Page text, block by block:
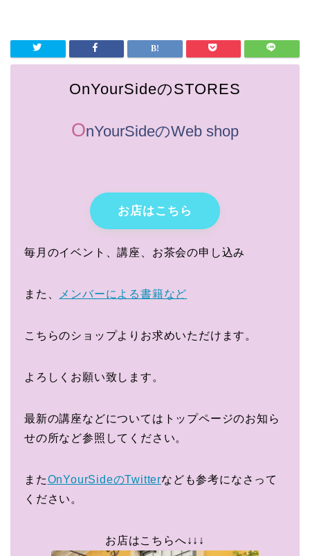
OnYourSideのSTORES
OnYourSideのWeb shop
お店はこちら
毎月のイベント、講座、お茶会の申し込み
また、 メンバーによる書籍など
こちらのショップよりお求めいただけます。
よろしくお願い致します。
最新の講座などについてはトップページのお知ら
せの所など参照してください。
またOnYourSideのTwitterなども参考になさって
ください。
お店はこちらへ↓↓↓